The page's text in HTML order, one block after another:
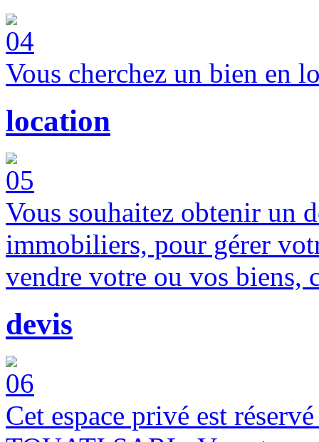
Vous cherchez un bien en
location
Vous souhaitez obtenir un
immobiliers, pour gérer
vendre votre ou vos biens,
devis
Cet espace privé est